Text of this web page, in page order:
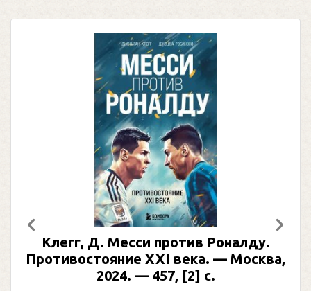
Клегг, Д. Месси против Роналду.
Противостояние XXI века. — Москва,
2024. — 457, [2] с.
Предыдущий